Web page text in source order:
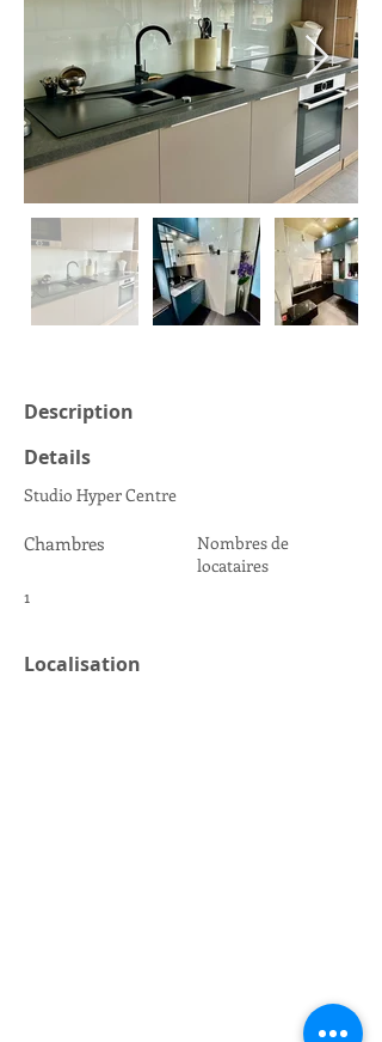
Description
Details
Studio Hyper Centre
Chambres
1
Nombres de
locataires
Localisation